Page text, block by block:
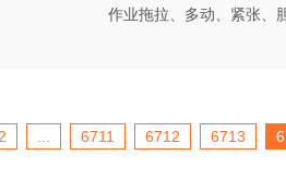
作业拖拉、多动、紧张、
2 6711 6712 6713